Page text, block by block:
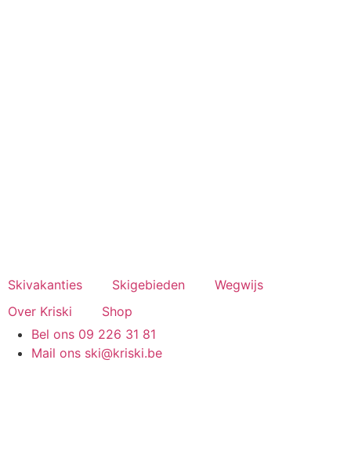
Skivakanties Skigebieden
Wegwijs
Over Kriski
Shop
Bel ons 09 226 31 81
Mail ons ski@kriski.be